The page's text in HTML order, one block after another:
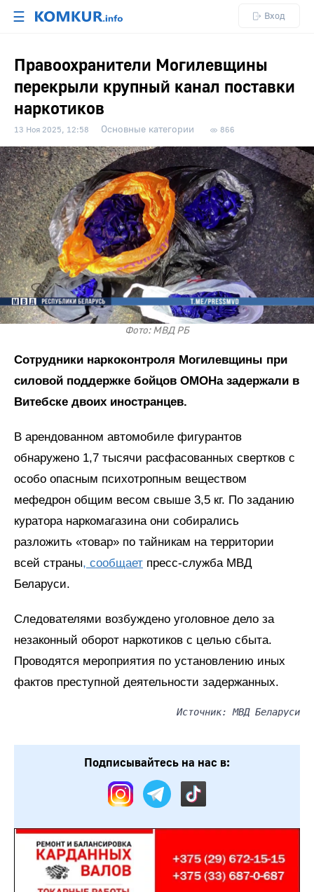
☰ Вход
Правоохранители Могилевщины
перекрыли крупный канал поставки
наркотиков
13 Ноя 2025, 12:58 Основные категории 866
Фото: МВД РБ
Сотрудники наркоконтроля Могилевщины при
силовой поддержке бойцов ОМОНа задержали в
Витебске двоих иностранцев.
В арендованном автомобиле фигурантов
обнаружено 1,7 тысячи расфасованных свертков с
особо опасным психотропным веществом
мефедрон общим весом свыше 3,5 кг. По заданию
куратора наркомагазина они собирались
разложить «товар» по тайникам на территории
всей страны, сообщает пресс-служба МВД
Беларуси.
Следователями возбуждено уголовное дело за
незаконный оборот наркотиков с целью сбыта.
Проводятся мероприятия по установлению иных
фактов преступной деятельности задержанных.
Источник: МВД Беларуси
Подписывайтесь на нас в: